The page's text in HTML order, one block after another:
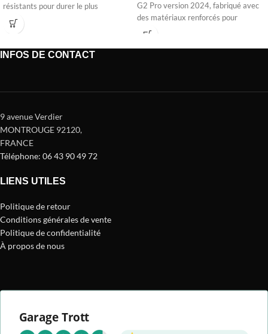
résistants pour durer le plus
longtemps
G2 Pro version 2024, fabriqué avec
des matériaux renforcés pour
INFOS DE CONTACT
9 avenue Verdier
MONTROUGE 92120,
FRANCE
Téléphone: 06 43 90 49 72
LIENS UTILES
Politique de retour
Conditions générales de vente
Politique de confidentialité
À propos de nous
Garage Trott